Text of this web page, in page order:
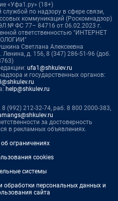
«Уфа1.ру» (18+)
по надзору в сфере связи,
коммуникаций (Роскомнадзор)
№ ФС 77– 84716 от 06.02.2023 г.
ответственностью "ИНТЕРНЕТ
Светлана Алексеевна
д. 156, 8 (347) 286-51-96 (доб.
ufa1@shkulev.ru
и государственных органов:
help@shkulev.ru
(992) 212-32-74, раб. 8 800 2000-383,
за достоверность
в рекламных объявлениях.
ограничениях
cookies
системы
обработки персональных данных и
сайта